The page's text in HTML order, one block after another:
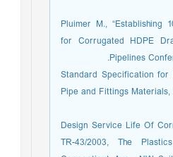
8- Pluimer M.,
for Corrugated HDPE
Pipelines
9- Standard Specification
Pipe and Fittings
10- Design Service Life Of
TR-43/2003, The